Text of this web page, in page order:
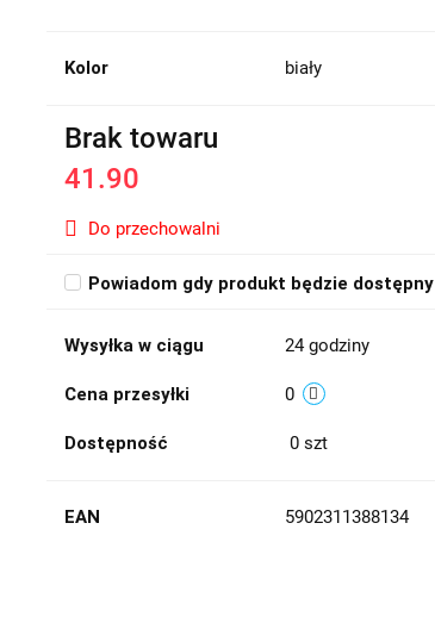
Kolor biały
Brak towaru
41.90
Do przechowalni
Powiadom gdy produkt będzie dostępny
Wysyłka w ciągu 24 godziny
Cena przesyłki 0
Dostępność 0 szt
EAN 5902311388134